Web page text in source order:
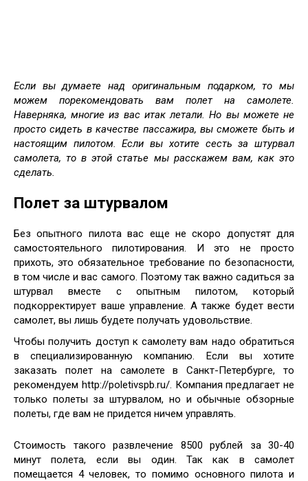
Если вы думаете над оригинальным подарком, то мы
можем порекомендовать вам полет на самолете.
Наверняка, многие из вас итак летали. Но вы можете не
просто сидеть в качестве пассажира, вы сможете быть и
настоящим пилотом. Если вы хотите сесть за штурвал
самолета, то в этой статье мы расскажем вам, как это
сделать.
Полет за штурвалом
Без опытного пилота вас еще не скоро допустят для
самостоятельного пилотирования. И это не просто
прихоть, это обязательное требование по безопасности,
в том числе и вас самого. Поэтому так важно садиться за
штурвал вместе с опытным пилотом, который
подкорректирует ваше управление. А также будет вести
самолет, вы лишь будете получать удовольствие.
Чтобы получить доступ к самолету вам надо обратиться
в специализированную компанию. Если вы хотите
заказать полет на самолете в Санкт-Петербурге, то
рекомендуем http://poletivspb.ru/. Компания предлагает не
только полеты за штурвалом, но и обычные обзорные
полеты, где вам не придется ничем управлять.
Стоимость такого развлечение 8500 рублей за 30-40
минут полета, если вы один. Так как в самолет
помещается 4 человек, то помимо основного пилота и